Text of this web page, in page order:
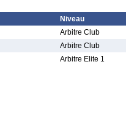
Niveau
Arbitre Club
Arbitre Club
Arbitre Elite 1